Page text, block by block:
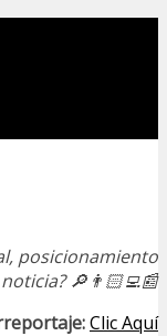
posicionamiento
🔎👨🏻‍💻📰
Clic Aquí